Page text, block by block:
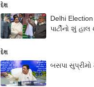
દેશ
Delhi
પાર્ટીનો શું હાલ
દેશ
બસપા સુપ્રીમો